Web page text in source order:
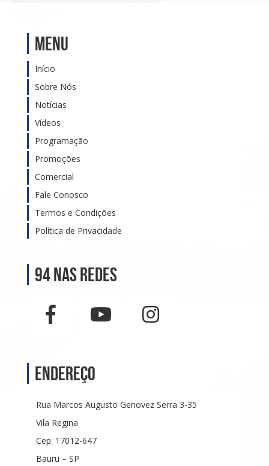
Menu
Início
Sobre Nós
Notícias
Vídeos
Programação
Promoções
Comercial
Fale Conosco
Termos e Condições
Política de Privacidade
94 nas Redes
Endereço
Rua Marcos Augusto Genovez Serra 3-35
Vila Regina
Cep: 17012-647
Bauru – SP